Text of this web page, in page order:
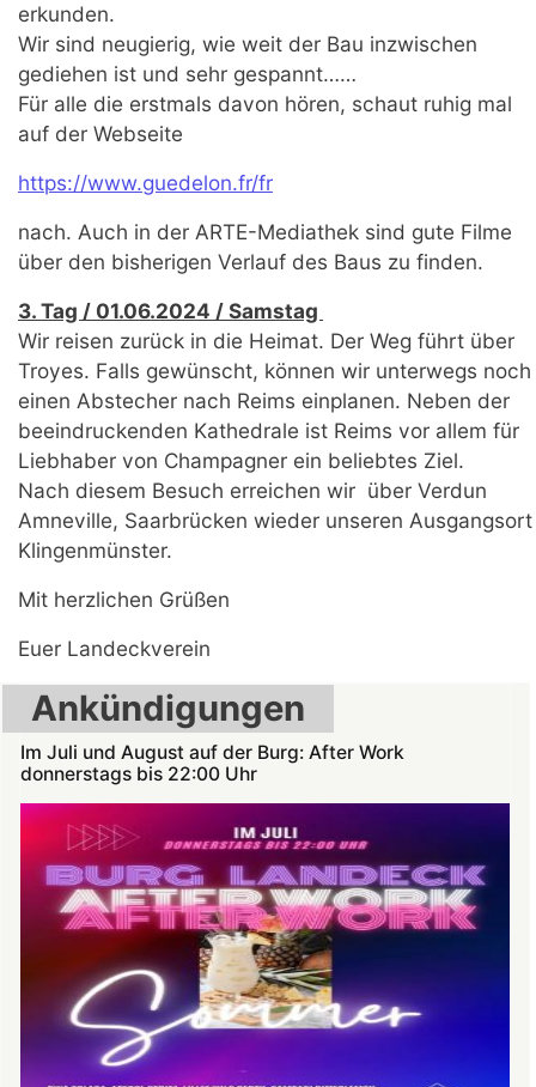
erkunden.
Wir sind neugierig, wie weit der Bau inzwischen
gediehen ist und sehr gespannt……
Für alle die erstmals davon hören, schaut ruhig mal
auf der Webseite
https://www.guedelon.fr/fr
nach. Auch in der ARTE-Mediathek sind gute Filme
über den bisherigen Verlauf des Baus zu finden.
3. Tag / 01.06.2024 / Samstag
Wir reisen zurück in die Heimat. Der Weg führt über
Troyes. Falls gewünscht, können wir unterwegs noch
einen Abstecher nach Reims einplanen. Neben der
beeindruckenden Kathedrale ist Reims vor allem für
Liebhaber von Champagner ein beliebtes Ziel.
Nach diesem Besuch erreichen wir über Verdun
Amneville, Saarbrücken wieder unseren Ausgangsort
Klingenmünster.
Mit herzlichen Grüßen
Euer Landeckverein
Ankündigungen
Im Juli und August auf der Burg: After Work
donnerstags bis 22:00 Uhr